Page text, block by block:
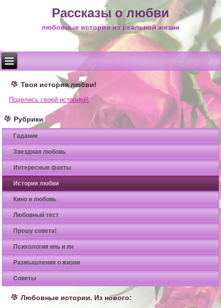
Рассказы о любви
любовные истории из реальной жизни
Твоя история любви!
Поделись своей историей!
Рубрики
Гадание
Звездная любовь
Интересные факты
История любви
Кино и любовь
Любовный тест
Прошу совета!
Психология инь и ян
Размышления о жизни
Советы
Любовные истории. Из нового: